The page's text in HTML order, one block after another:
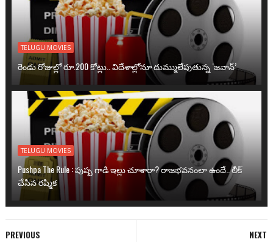
TELUGU MOVIES
రెండు రోజుల్లో రూ.200 కోట్లు.. విదేశాల్లోనూ దుమ్ములేపుతున్న ‘జవాన్’
TELUGU MOVIES
Pushpa The Rule : పుష్ప గాడి ఇల్లు చూశారా? రాజభవనంలా ఉందే.. లీక్
చేసిన రష్మిక
NEXT
PREVIOUS